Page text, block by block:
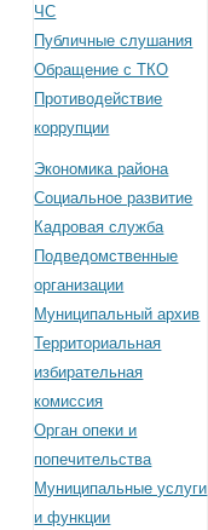
ЧС
Публичные слушания
Обращение с ТКО
Противодействие
коррупции
Экономика района
Социальное развитие
Кадровая служба
Подведомственные
организации
Муниципальный архив
Территориальная
избирательная
комиссия
Орган опеки и
попечительства
Муниципальные услуги
и функции